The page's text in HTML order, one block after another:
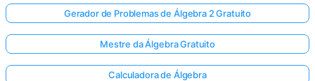
Gerador de Problemas de Álgebra 2 Gratuito
Mestre da Álgebra Gratuito
Calculadora de Álgebra